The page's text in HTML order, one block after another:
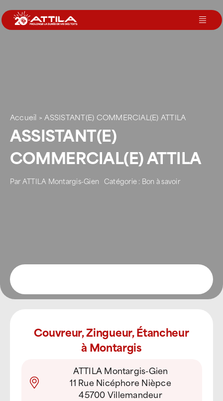
au
contenu
Nos agences
Votre toit
Rejoignez-nous
Accueil > ASSISTANT(E) COMMERCIAL(E) ATTILA
ASSISTANT(E)
COMMERCIAL(E) ATTILA
ParATTILA Montargis-Gien Catégorie : Bon à savoir
Couvreur, Zingueur, Étancheur
à Montargis
ATTILA Montargis-Gien
11 Rue Nicéphore Nièpce
45700 Villemandeur